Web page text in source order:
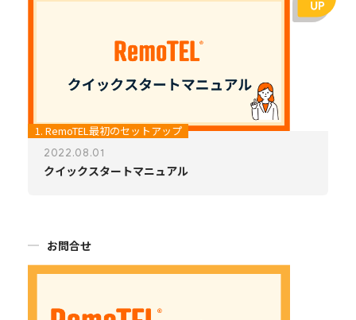
1. RemoTEL最初のセットアップ
2022.08.01
クイックスタートマニュアル
お問合せ